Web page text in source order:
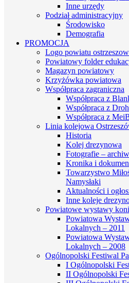
Inne urzędy
Podział administracyjny
Środowisko
Demografia
PROMOCJA
Logo powiatu
Powiatowy folder
Magazyn powiatowy
Krzyżówka powiatowa
Współpraca zagraniczna
Współpraca z
Współpraca z
Współpraca z
Linia kolejowa
Historia
Kolej drezynowa
Fotografie –
Kronika i
Towarzystwo
Namysłaki
Aktualności i
Inne koleje
Powiatowe wystawy koni
Powiatowa
Lokalnych – 2011
Powiatowa
Lokalnych – 2008
Ogólnopolski Festiwal
I Ogólnopolski
II Ogólnopolski